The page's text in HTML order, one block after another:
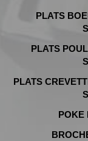
PLATS
PLATS
PLATS
POKE